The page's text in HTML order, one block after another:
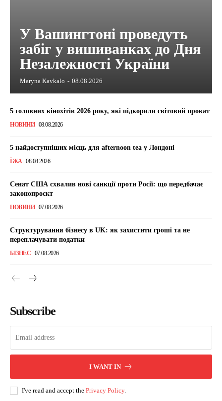
У Вашингтоні проведуть
забіг у вишиванках до Дня
Незалежності України
Maryna Kavkalo - 08.08.2026
5 головних кінохітів 2026 року, які підкорили світовий прокат
НОВИНИ 08.08.2026
5 найдоступніших місць для afternoon tea у Лондоні
ЇЖА 08.08.2026
Сенат США схвалив нові санкції проти Росії: що передбачає
законопроєкт
НОВИНИ 07.08.2026
Структурування бізнесу в UK: як захистити гроші та не
переплачувати податки
БІЗНЕС 07.08.2026
Subscribe
I WANT IN
I've read and accept the Privacy Policy.